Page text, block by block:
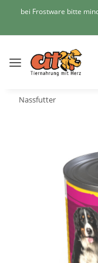
bei Frostware bitte
Nassfutter